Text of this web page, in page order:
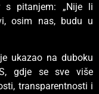
s pitanjem: „Nije li
osim nas, budu u
ukazao na duboku
gdje se sve više
transparentnosti i